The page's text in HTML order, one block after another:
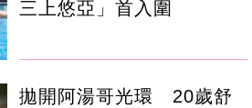
三上悠亞」首入圍
拋開阿湯哥光環 20歲舒